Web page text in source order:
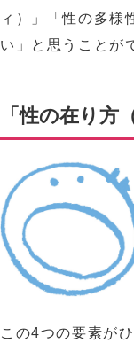
ィ）」「性の多様
い」と思うことが
「性の在り
この4つの要素が